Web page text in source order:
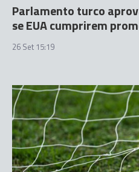
Parlamento turco
se EUA cumprirem
26 Set 15:19